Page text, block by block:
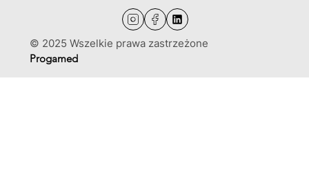
© 2025 Wszelkie prawa zastrzeżone
Progamed